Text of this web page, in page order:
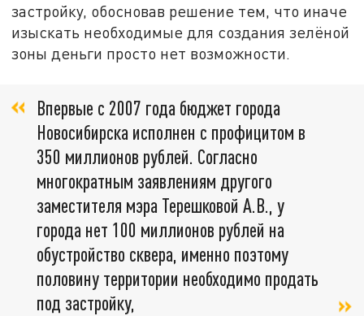
застройку, обосновав решение тем, что иначе
изыскать необходимые для создания зелёной
зоны деньги просто нет возможности.
Впервые с 2007 года бюджет города
Новосибирска исполнен с профицитом в
350 миллионов рублей. Согласно
многократным заявлениям другого
заместителя мэра Терешковой А.В., у
города нет 100 миллионов рублей на
обустройство сквера, именно поэтому
половину территории необходимо продать
под застройку,